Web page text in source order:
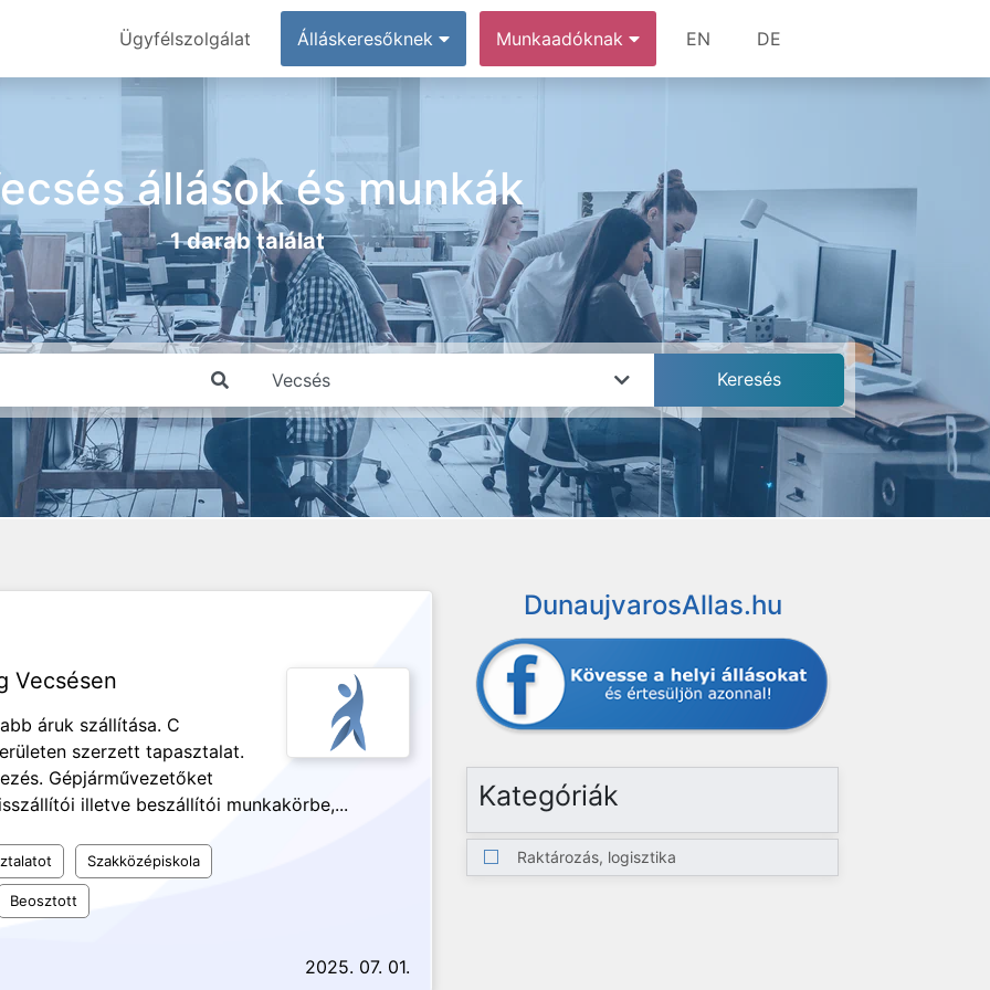
Ügyfélszolgálat Álláskeresőknek Munkaadóknak EN DE
állások és munkák
1 darab találat
Vecsésen
áruk szállítása. C
szerzett tapasztalat.
Gépjárművezetőket
illetve beszállítói munkakörbe,...
Szakközépiskola
Beosztott
2025. 07. 01.
DunaujvarosAllas.hu
Kategóriák
Raktározás, logisztika